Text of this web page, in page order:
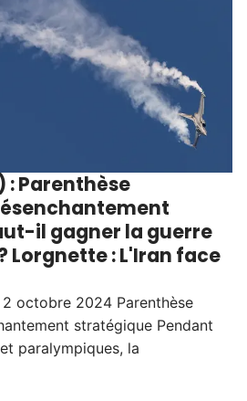
: Parenthèse
il gagner la guerre
Lorgnette : L'Iran face
octobre 2024 Parenthèse
stratégique Pendant
paralympiques, la